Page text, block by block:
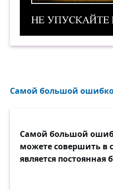
Самой большой
Самой большой
можете совершить в
является постоянная